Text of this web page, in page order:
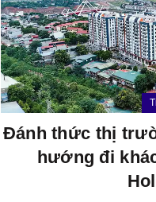
Đánh thức thị
hướng đi